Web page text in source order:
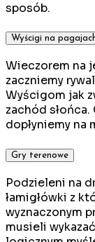
sposób.
Wyścigi na
Wieczorem na
zaczniemy
Wyścigom jak
zachód słońca.
dopłyniemy na
Gry terenowe
Podzieleni na
łamigłówki z
wyznaczonym
musieli